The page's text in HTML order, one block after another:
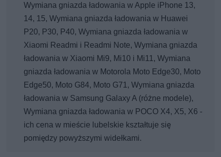
Wymiana gniazda ładowania w Apple iPhone 13,
14, 15, Wymiana gniazda ładowania w Huawei
P20, P30, P40, Wymiana gniazda ładowania w
Xiaomi Readmi i Readmi Note, Wymiana gniazda
ładowania w Xiaomi Mi9, Mi10 i Mi11, Wymiana
gniazda ładowania w Motorola Moto Edge30, Moto
Edge50, Moto G84, Moto G71, Wymiana gniazda
ładowania w Samsung Galaxy A (różne modele),
Wymiana gniazda ładowania w POCO X4, X5, X6 -
ich cena w mieście lubelskie kształtuje się
pomiędzy powyższymi widełkami.